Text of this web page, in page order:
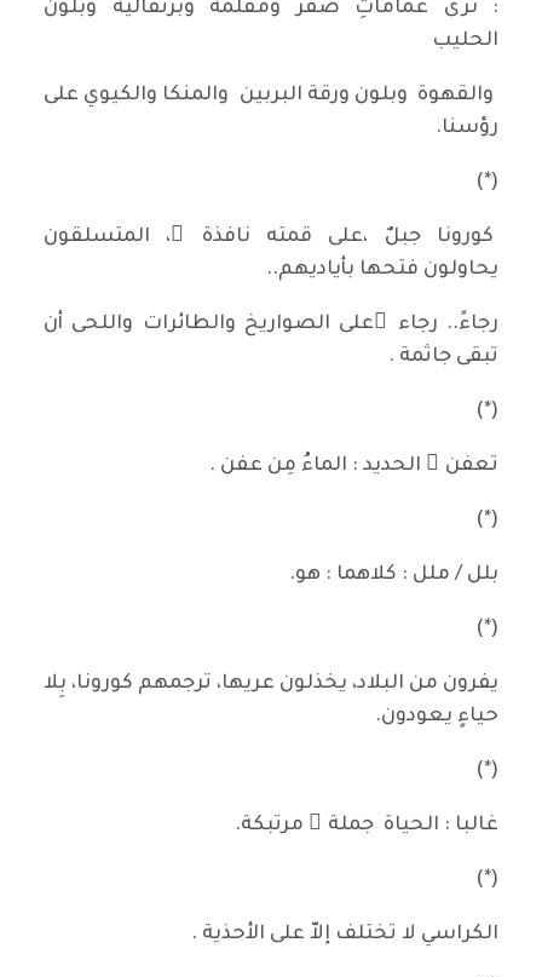
: نرى عماماتِ صفر ومقلّمة وبرتقالية وبلون
الحليب
والقهوة وبلون ورقة البربين والمنكا والكيوي على
رؤسنا.
(*)
كورونا جبلٌ ،على قمته نافذة ٍ، المتسلقون
يحاولون فتحها بأياديهم..
رجاءً.. رجاء ًعلى الصواريخ والطائرات واللحى أن
تبقى جاثمة .
(*)
تعفن َ الحديد : الماءُ مِن عفن .
(*)
بلل / ملل : كلاهما : هو.
(*)
يفرون من البلاد، يخذلون عريها، ترجمهم كورونا، بِلا
حياءٍ يعودون.
(*)
غالبا : الحياة جملة ٌ مرتبكة.
(*)
الكراسي لا تختلف إلاّ على الأحذية .